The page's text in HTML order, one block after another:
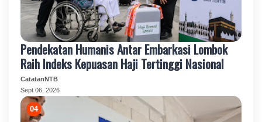
Pendekatan Humanis Antar Embarkasi Lombok
Raih Indeks Kepuasan Haji Tertinggi Nasional
CatatanNTB
Sept 06, 2026